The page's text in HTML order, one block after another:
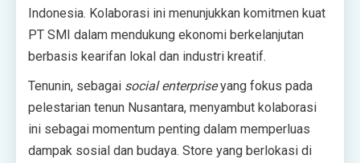
Indonesia. Kolaborasi ini menunjukkan komitmen kuat
PT SMI dalam mendukung ekonomi berkelanjutan
berbasis kearifan lokal dan industri kreatif.
Tenunin, sebagai social enterpriseyang fokus pada
pelestarian tenun Nusantara, menyambut kolaborasi
ini sebagai momentum penting dalam memperluas
dampak sosial dan budaya. Store yang berlokasi di